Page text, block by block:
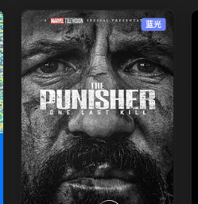
蓝光